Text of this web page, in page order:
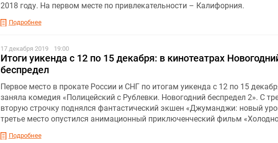
2018 году. На первом месте по привлекательности – Калифорния.
Подробнее
17 декабря 2019 19:00
Итоги уикенда с 12 по 15 декабря: в кинотеатрах
беспредел
Первое место в прокате России и СНГ по итогам уикенда с 12 по 15
заняла комедия «Полицейский с Рублевки. Новогодний беспредел 2». С
вторую строчку поднялся фантастический экшен «Джуманджи: новый
третье место опустился анимационный приключенческий фильм
Подробнее